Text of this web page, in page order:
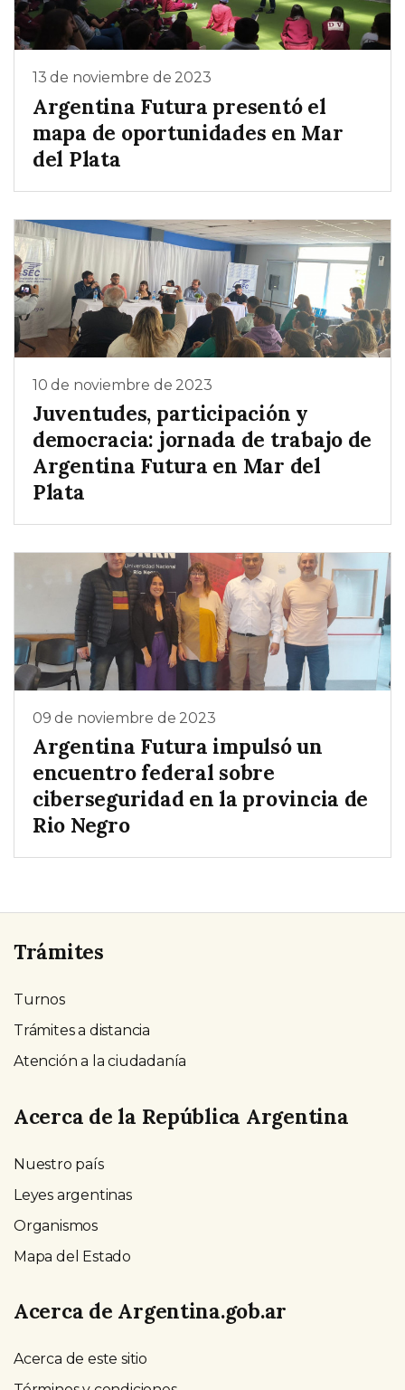
13 de noviembre de 2023
Argentina Futura presentó el
mapa de oportunidades en Mar
del Plata
10 de noviembre de 2023
Juventudes, participación y
democracia: jornada de trabajo de
Argentina Futura en Mar del
Plata
09 de noviembre de 2023
Argentina Futura impulsó un
encuentro federal sobre
ciberseguridad en la provincia de
Rio Negro
Trámites
Turnos
Trámites a distancia
Atención a la ciudadanía
Acerca de la República Argentina
Nuestro país
Leyes argentinas
Organismos
Mapa del Estado
Acerca de Argentina.gob.ar
Acerca de este sitio